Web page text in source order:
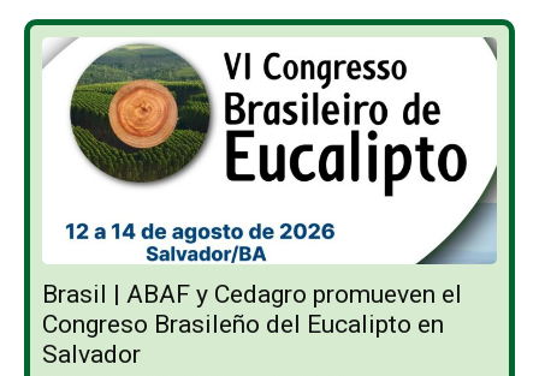
Brasil | ABAF y Cedagro promueven el
Congreso Brasileño del Eucalipto en
Salvador